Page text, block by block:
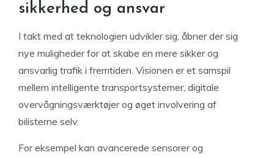
sikkerhed og ansvar
I takt med at teknologien udvikler sig, åbner der sig
nye muligheder for at skabe en mere sikker og
ansvarlig trafik i fremtiden. Visionen er et samspil
mellem intelligente transportsystemer, digitale
overvågningsværktøjer og øget involvering af
bilisterne selv.
For eksempel kan avancerede sensorer og